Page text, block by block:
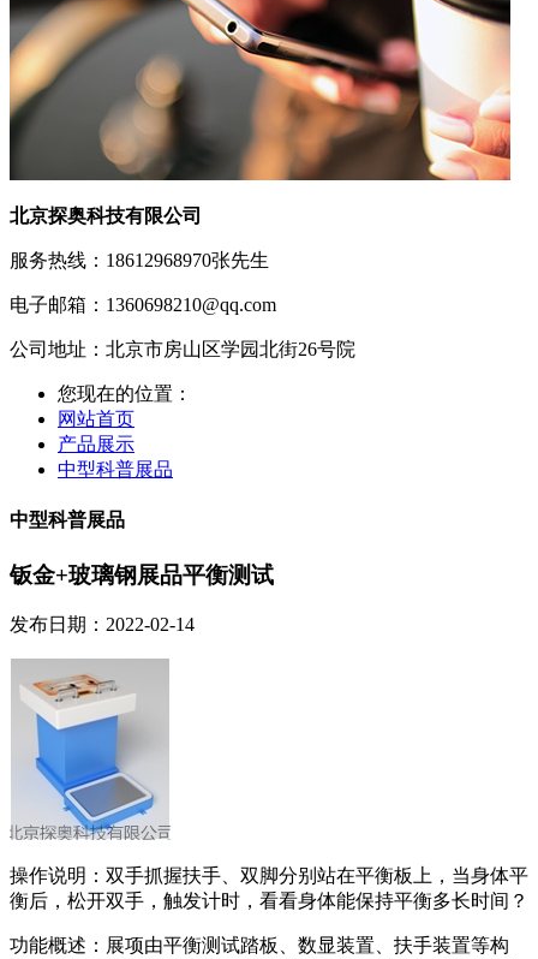
北京探奥科技有限公司
服务热线：18612968970张先生
电子邮箱：1360698210@qq.com
公司地址：北京市房山区学园北街26号院
您现在的位置：
网站首页
产品展示
中型科普展品
中型科普展品
钣金+玻璃钢展品平衡测试
发布日期：2022-02-14
操作说明：双手抓握扶手、双脚分别站在平衡板上，当身体平
衡后，松开双手，触发计时，看看身体能保持平衡多长时间？
功能概述：展项由平衡测试踏板、数显装置、扶手装置等构